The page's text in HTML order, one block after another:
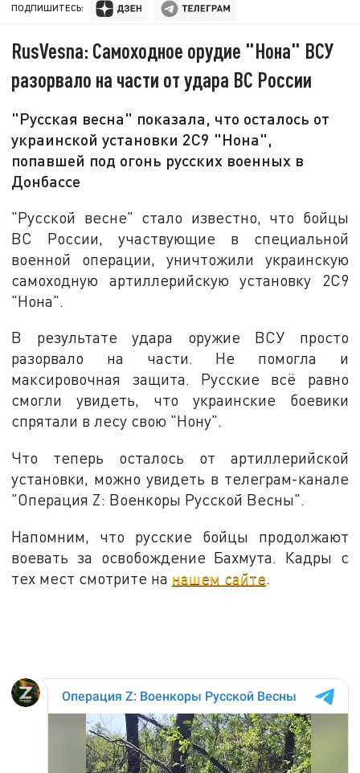
ПОДПИШИТЕСЬ:
RusVesna: Самоходное орудие "Нона" ВСУ
разорвало на части от удара ВС России
"Русская весна" показала, что осталось от
украинской установки 2С9 "Нона",
попавшей под огонь русских военных в
Донбассе
"Русской весне" стало известно, что бойцы
ВС России, участвующие в специальной
военной операции, уничтожили украинскую
самоходную артиллерийскую установку 2С9
"Нона".
В результате удара оружие ВСУ просто
разорвало на части. Не помогла и
максировочная защита. Русские всё равно
смогли увидеть, что украинские боевики
спрятали в лесу свою "Нону".
Что теперь осталось от артиллерийской
установки, можно увидеть в телеграм-канале
"Операция Z: Военкоры Русской Весны".
Напомним, что русские бойцы продолжают
воевать за освобождение Бахмута. Кадры с
тех мест смотрите на нашем сайте.